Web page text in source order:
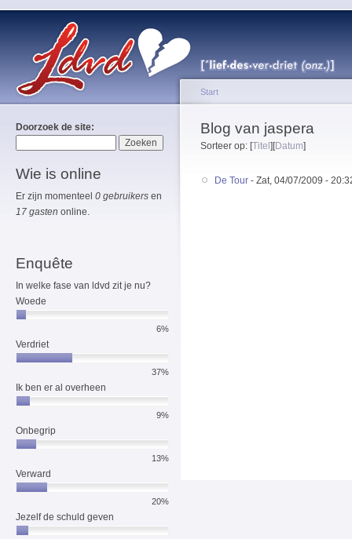
Doorzoek de site:
Wie is online
Er zijn momenteel 0 gebruikers en
17 gasten online.
Enquête
In welke fase van ldvd zit je nu?
Woede
6%
Verdriet
37%
Ik ben er al overheen
9%
Onbegrip
13%
Verward
20%
Jezelf de schuld geven
Start
Blog van jaspera
Sorteer op: [Titel ][Datum]
De Tour - Zat, 04/07/2009 -